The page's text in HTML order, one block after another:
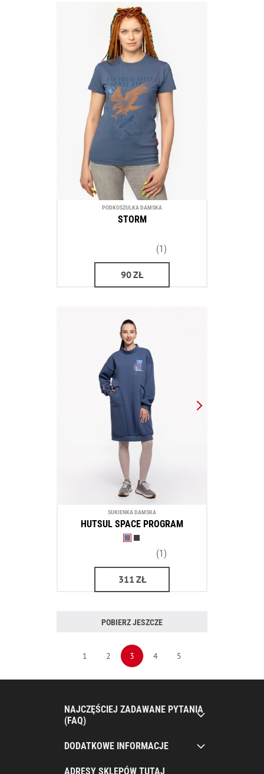
PODKOSZULKA DAMSKA
STORM
(1)
90ZŁ
SUKIENKA DAMSKA
HUTSUL SPACE PROGRAM
(1)
311 ZŁ
POBIERZ JESZCZE
1 2 3 4 5
NAJCZĘŚCIEJ ZADAWANE PYTANIA
(FAQ)
DODATKOWE INFORMACJE
ADRESY SKLEPÓW TUTAJ